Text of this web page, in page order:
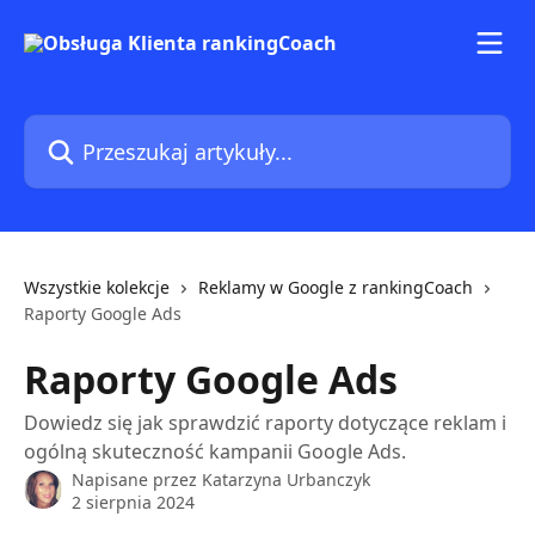
Przeszukaj artykuły...
Wszystkie kolekcje
Reklamy w Google z rankingCoach
Raporty Google Ads
Raporty Google Ads
Dowiedz się jak sprawdzić raporty dotyczące reklam i
ogólną skuteczność kampanii Google Ads.
Napisane przez Katarzyna Urbanczyk
2 sierpnia 2024